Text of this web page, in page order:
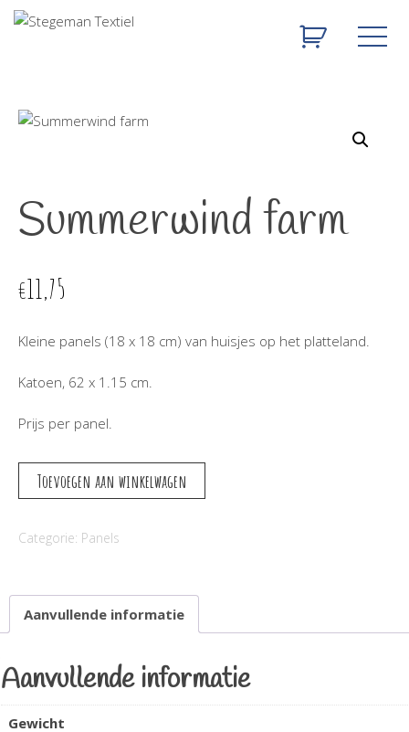
Summerwind farm
€11,75
Kleine panels (18 x 18 cm) van huisjes op het platteland.
Katoen, 62 x 1.15 cm.
Prijs per panel.
Summerwind
farm
Toevoegen aan winkelwagen
Categorie: Panels
Aanvullende informatie
Aanvullende informatie
Gewicht